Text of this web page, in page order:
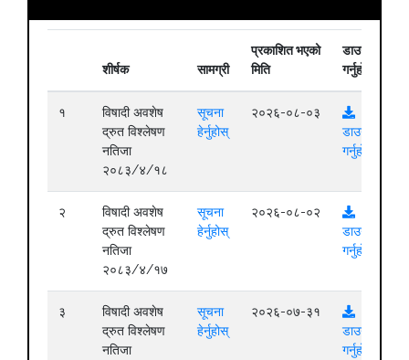
शीर्षक सामग्री
प्रकाशित भएको
मिति
डाउनलोड
गर्नुहोस्
१
विषादी अवशेष
द्रुत विश्लेषण
नतिजा
२०८३/४/१८
सूचना
हेर्नुहोस्
२०२६-०८-०३
डाउनलोड
गर्नुहोस्
२
विषादी अवशेष
द्रुत विश्लेषण
नतिजा
२०८३/४/१७
सूचना
हेर्नुहोस्
२०२६-०८-०२
डाउनलोड
गर्नुहोस्
३
विषादी अवशेष
द्रुत विश्लेषण
नतिजा
सूचना
हेर्नुहोस्
२०२६-०७-३१
डाउनलोड
गर्नुहोस्